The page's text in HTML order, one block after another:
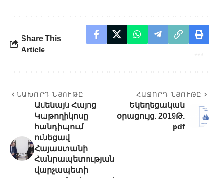
Share This
Article
ՆԱԽՈՐԴ ՆՅՈՒԹԸ
Ամենայն Հայոց
Կաթողիկոսը
հանդիպում
ունեցավ
Հայաստանի
Հանրապետության
վարչապետի
ՀԱՋՈՐԴ ՆՅՈՒԹԸ
Եկեղեցական
օրացույց. 2019Թ.
pdf